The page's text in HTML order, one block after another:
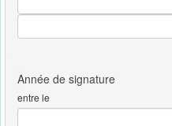
entre le